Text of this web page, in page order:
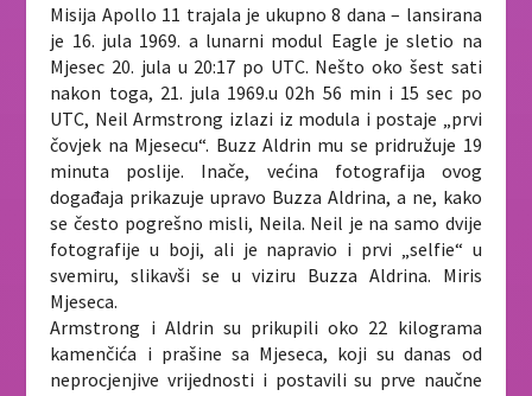
Misija Apollo 11 trajala je ukupno 8 dana – lansirana
je 16. jula 1969. a lunarni modul Eagle je sletio na
Mjesec 20. jula u 20:17 po UTC. Nešto oko šest sati
nakon toga, 21. jula 1969.u 02h 56 min i 15 sec po
UTC, Neil Armstrong izlazi iz modula i postaje „prvi
čovjek na Mjesecu“. Buzz Aldrin mu se pridružuje 19
minuta poslije. Inače, većina fotografija ovog
događaja prikazuje upravo Buzza Aldrina, a ne, kako
se često pogrešno misli, Neila. Neil je na samo dvije
fotografije u boji, ali je napravio i prvi „selfie“ u
svemiru, slikavši se u viziru Buzza Aldrina. Miris
Mjeseca.
Armstrong i Aldrin su prikupili oko 22 kilograma
kamenčića i prašine sa Mjeseca, koji su danas od
neprocjenjive vrijednosti i postavili su prve naučne